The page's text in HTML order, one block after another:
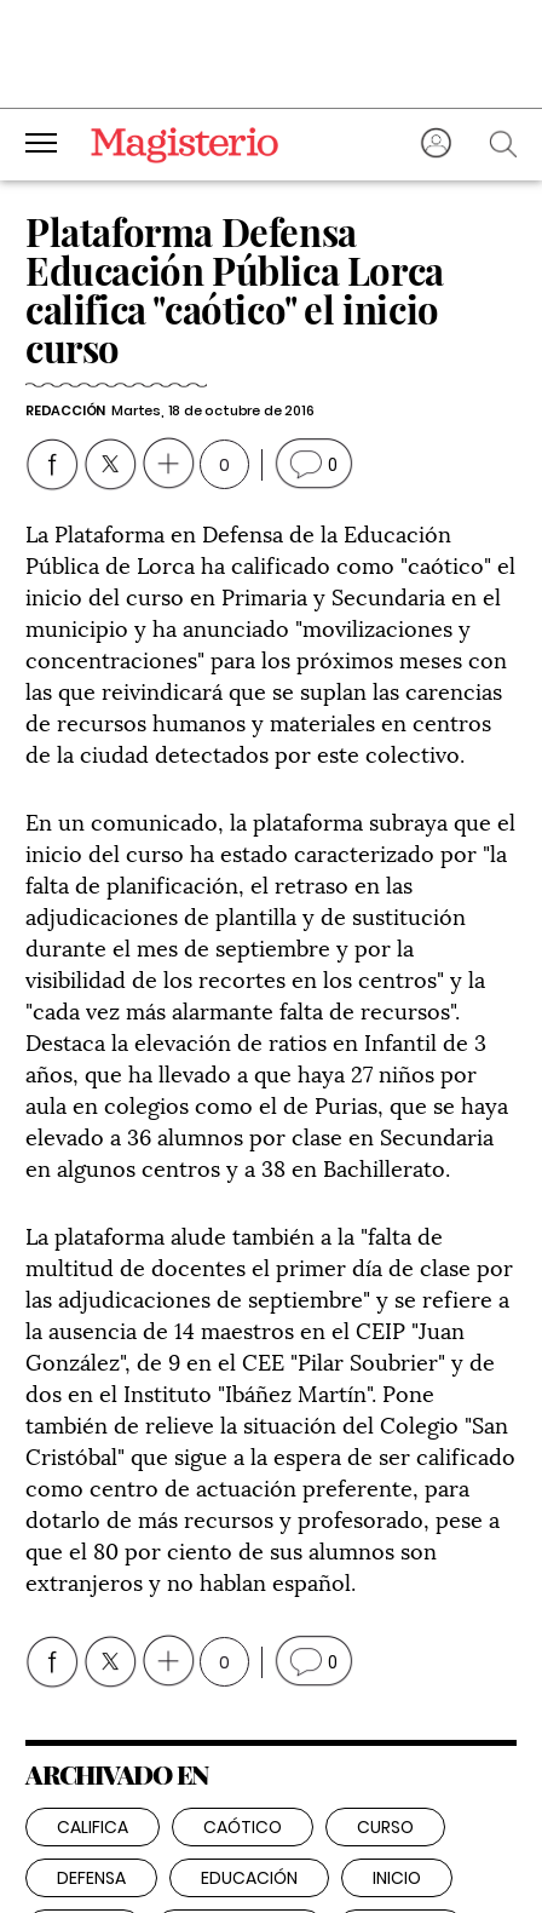
Plataforma Defensa
Educación Pública Lorca
califica "caótico" el inicio
curso
REDACCIÓN Martes, 18 de octubre de 2016
0 0
La Plataforma en Defensa de la Educación
Pública de Lorca ha calificado como "caótico" el
inicio del curso en Primaria y Secundaria en el
municipio y ha anunciado "movilizaciones y
concentraciones" para los próximos meses con
las que reivindicará que se suplan las carencias
de recursos humanos y materiales en centros
de la ciudad detectados por este colectivo.
En un comunicado, la plataforma subraya que el
inicio del curso ha estado caracterizado por "la
falta de planificación, el retraso en las
adjudicaciones de plantilla y de sustitución
durante el mes de septiembre y por la
visibilidad de los recortes en los centros" y la
"cada vez más alarmante falta de recursos".
Destaca la elevación de ratios en Infantil de 3
años, que ha llevado a que haya 27 niños por
aula en colegios como el de Purias, que se haya
elevado a 36 alumnos por clase en Secundaria
en algunos centros y a 38 en Bachillerato.
La plataforma alude también a la "falta de
multitud de docentes el primer día de clase por
las adjudicaciones de septiembre" y se refiere a
la ausencia de 14 maestros en el CEIP "Juan
González", de 9 en el CEE "Pilar Soubrier" y de
dos en el Instituto "Ibáñez Martín". Pone
también de relieve la situación del Colegio "San
Cristóbal" que sigue a la espera de ser calificado
como centro de actuación preferente, para
dotarlo de más recursos y profesorado, pese a
que el 80 por ciento de sus alumnos son
extranjeros y no hablan español.
0 0
ARCHIVADO EN
CALIFICA CAÓTICO CURSO
DEFENSA EDUCACIÓN INICIO